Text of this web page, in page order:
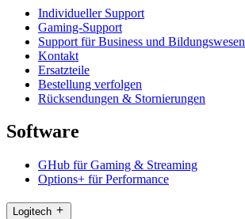
Individueller Support
Gaming-Support
Support für Business und Bildungswesen
Kontakt
Ersatzteile
Bestellung verfolgen
Rücksendungen & Stornierungen
Software
GHub für Gaming & Streaming
Options+ für Performance
Logitech